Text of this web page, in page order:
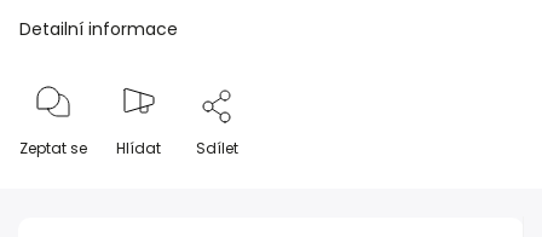
Detailní informace
Zeptat se Hlídat Sdílet